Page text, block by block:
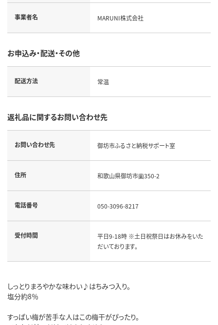
事業者名 MARUNI株式会社
お申込み・配送・その他
配送方法 常温
返礼品に関するお問い合わせ先
お問い合わせ先 御坊市ふるさと納税サポート室
住所 和歌山県御坊市薗350-2
電話番号 050-3096-8217
受付時間
平日9-18時 ※土日祝祭日はお休みをいた
だいております。
しっとりまろやかな味わい♪はちみつ入り。
塩分約8％
すっぱい梅が苦手な人はこの梅干がぴったり。